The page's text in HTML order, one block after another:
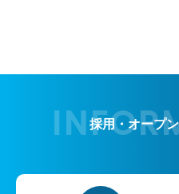
採用・オープ